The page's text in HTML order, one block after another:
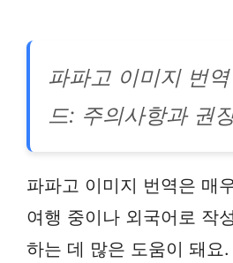
파파고 이미지 번
드: 주의사항과 권
파파고 이미지 번역은 매
여행 중이나 외국어로 작
하는 데 많은 도움이 돼요